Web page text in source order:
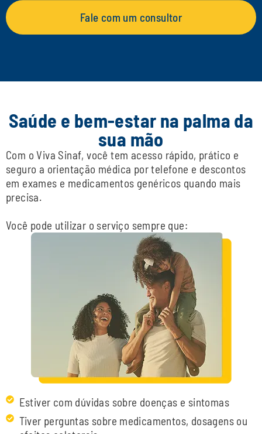
momentos de lazer gastando
pouco.
Fale com um consultor
Saúde e bem-estar na palma da
sua mão
Com o Viva Sinaf, você tem acesso rápido, prático e
seguro a orientação médica por telefone e descontos
em exames e medicamentos genéricos quando mais
precisa.
Você pode utilizar o serviço sempre que:
Estiver com dúvidas sobre doenças e sintomas
Tiver perguntas sobre medicamentos, dosagens ou